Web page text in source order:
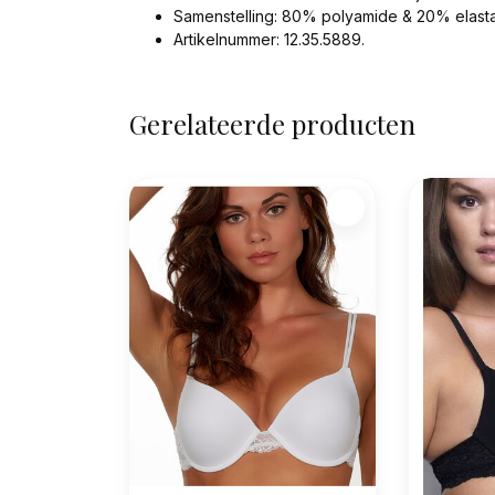
Samenstelling: 80% polyamide & 20%
Artikelnummer: 12.35.5889.
Gerelateerde producten